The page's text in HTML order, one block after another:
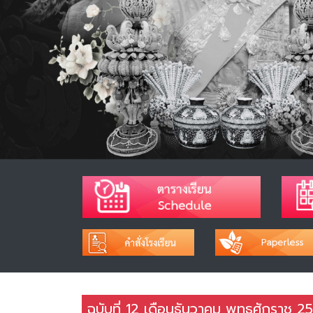
ฉบับที่ 12 เดือนธันวาคม พุทธศักราช